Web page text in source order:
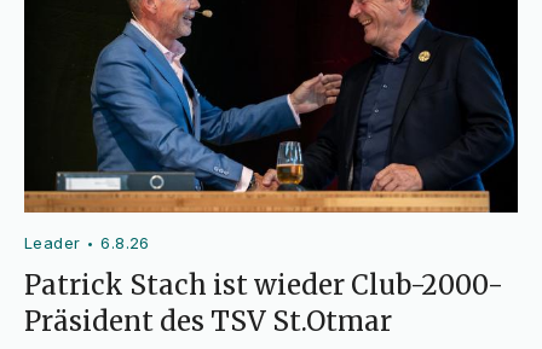
Leader •6.8.26
Patrick Stach ist wieder Club-2000-
Präsident des TSV St.Otmar